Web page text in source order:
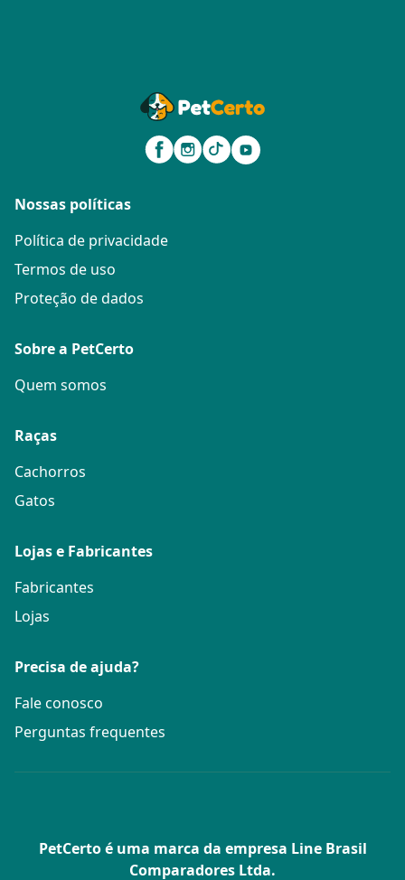
Nossas políticas
Política de privacidade
Termos de uso
Proteção de dados
Sobre a PetCerto
Quem somos
Raças
Cachorros
Gatos
Lojas e Fabricantes
Fabricantes
Lojas
Precisa de ajuda?
Fale conosco
Perguntas frequentes
PetCerto é uma marca da empresa Line Brasil
Comparadores Ltda.